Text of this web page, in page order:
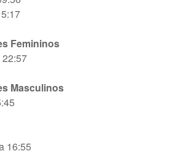
Femininos
22:57
Masculinos
16:55